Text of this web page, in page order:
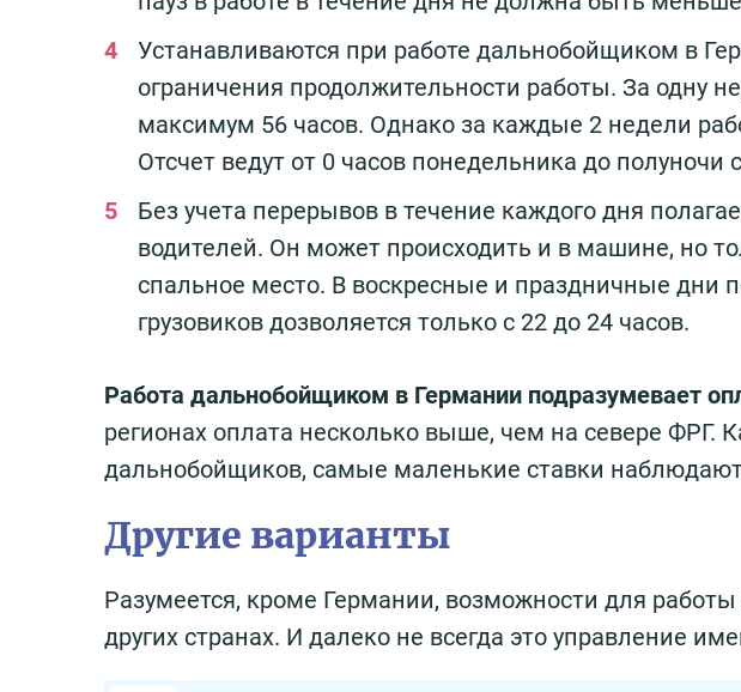
Устанавливаются при работе дальнобойщиком в
ограничения продолжительности работы. За одну
максимум 56 часов. Однако за каждые 2 недели
Отсчет ведут от 0 часов понедельника до полуночи
Без учета перерывов в течение каждого дня
водителей. Он может происходить и в машине, но
спальное место. В воскресные и праздничные дни
грузовиков дозволяется только с 22 до 24 часов.
Работа дальнобойщиком в Германии подразумевает
регионах оплата несколько выше, чем на севере ФРГ.
дальнобойщиков, самые маленькие ставки
Другие варианты
Разумеется, кроме Германии, возможности для
других странах. И далеко не всегда это управление